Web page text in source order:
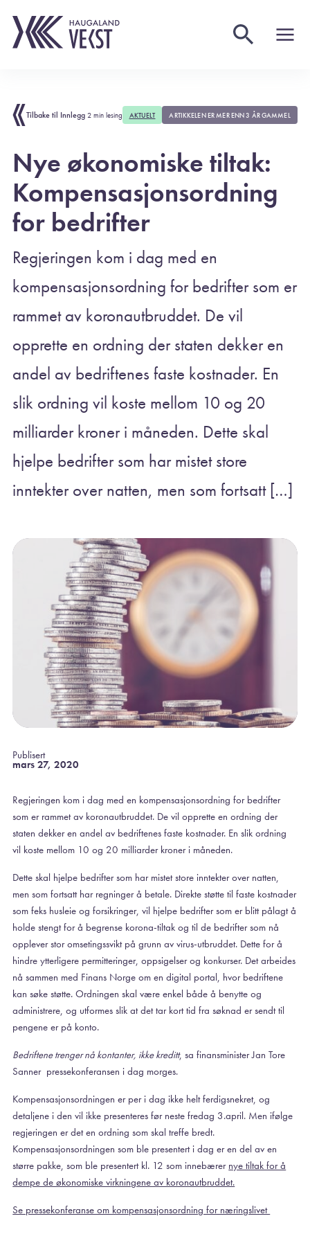
Tilbake til Innlegg 2 min lesing AKTUELT ARTIKKELEN ER MER ENN 3 ÅR GAMMEL
Nye økonomiske tiltak:
Kompensasjonsordning
for bedrifter
Regjeringen kom i dag med en
kompensasjonsordning for bedrifter som er
rammet av koronautbruddet. De vil
opprette en ordning der staten dekker en
andel av bedriftenes faste kostnader. En
slik ordning vil koste mellom 10 og 20
milliarder kroner i måneden. Dette skal
hjelpe bedrifter som har mistet store
inntekter over natten, men som fortsatt […]
Publisert
mars 27, 2020
Regjeringen kom i dag med en kompensasjonsordning for bedrifter
som er rammet av koronautbruddet. De vil opprette en ordning der
staten dekker en andel av bedriftenes faste kostnader. En slik ordning
vil koste mellom 10 og 20 milliarder kroner i måneden.
Dette skal hjelpe bedrifter som har mistet store inntekter over natten,
men som fortsatt har regninger å betale. Direkte støtte til faste kostnader
som feks husleie og forsikringer, vil hjelpe bedrifter som er blitt pålagt å
holde stengt for å begrense korona-tiltak og til de bedrifter som nå
opplever stor omsetingssvikt på grunn av virus-utbruddet. Dette for å
hindre ytterligere permitteringer, oppsigelser og konkurser. Det arbeides
nå sammen med Finans Norge om en digital portal, hvor bedriftene
kan søke støtte. Ordningen skal være enkel både å benytte og
administrere, og utformes slik at det tar kort tid fra søknad er sendt til
pengene er på konto.
Bedriftene trenger nå kontanter, ikke kreditt, sa finansminister Jan Tore
Sanner pressekonferansen i dag morges.
Kompensasjonsordningen er per i dag ikke helt ferdigsnekret, og
detaljene i den vil ikke presenteres før neste fredag 3.april. Men ifølge
regjeringen er det en ordning som skal treffe bredt.
Kompensasjonsordningen som ble presentert i dag er en del av en
større pakke, som ble presentert kl. 12 som innebærer nye tiltak for å
dempe de økonomiske virkningene av koronautbruddet.
Se pressekonferanse om kompensasjonsordning for næringslivet